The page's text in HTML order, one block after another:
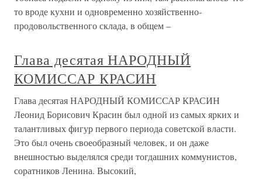
то вроде кухни и одновременно хозяйственно-
продовольственного склада, в общем –
Глава десятая НАРОДНЫЙ
КОМИССАР КРАСИН
Глава десятая НАРОДНЫЙ КОМИССАР КРАСИН
Леонид Борисович Красин был одной из самых ярких и
талантливых фигур первого периода советской власти.
Это был очень своеобразный человек, и он даже
внешностью выделялся среди тогдашних коммунистов,
соратников Ленина. Высокий,